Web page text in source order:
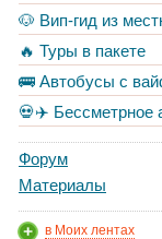
🐶 Вип-гид из
🔥 Туры в пакете
🚌 Автобусы с
💀✈️ Бессметрное
Форум
Материалы
в Моих лентах